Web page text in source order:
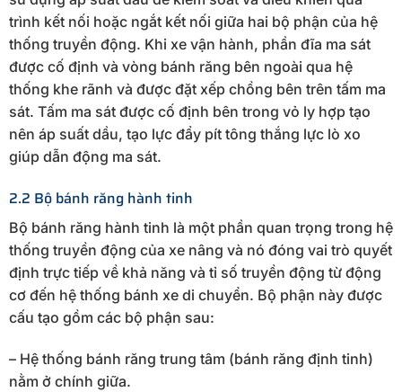
trình kết nối hoặc ngắt kết nối giữa hai bộ phận của hệ
thống truyền động. Khi xe vận hành, phần đĩa ma sát
được cố định và vòng bánh răng bên ngoài qua hệ
thống khe rãnh và được đặt xếp chồng bên trên tấm ma
sát. Tấm ma sát được cố định bên trong vỏ ly hợp tạo
nên áp suất dầu, tạo lực đẩy pít tông thắng lực lò xo
giúp dẫn động ma sát.
2.2 Bộ bánh răng hành tinh
Bộ bánh răng hành tinh là một phần quan trọng trong hệ
thống truyền động của xe nâng và nó đóng vai trò quyết
định trực tiếp về khả năng và tỉ số truyền động từ động
cơ đến hệ thống bánh xe di chuyển. Bộ phận này được
cấu tạo gồm các bộ phận sau:
– Hệ thống bánh răng trung tâm (bánh răng định tinh)
nằm ở chính giữa.